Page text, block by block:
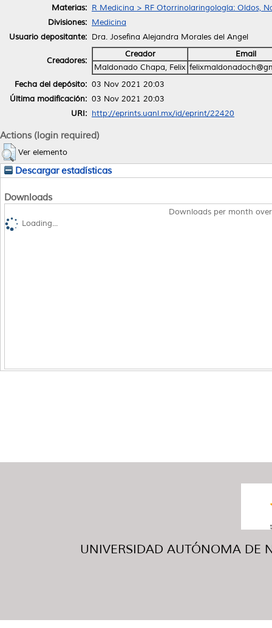
Materias: R Medicina > RF Otorrinolaringología: Oídos,
Divisiones: Medicina
Usuario depositante: Dra. Josefina Alejandra Morales del Angel
Creadores:
Creador
Email
Maldonado Chapa, Felix
Fecha del depósito: 03 Nov 2021 20:03
Última modificación: 03 Nov 2021 20:03
URI: http://eprints.uanl.mx/id/eprint/22420
Actions (login required)
Ver elemento
Descargar estadísticas
Downloads
Downloads per month
Loading...
UNIVERSIDAD AUTÓNOMA DE